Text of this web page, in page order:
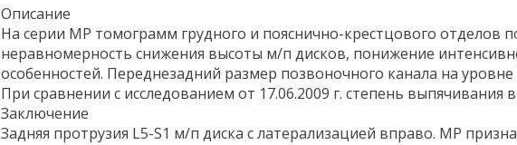
Описание
На серии МР томограмм грудного и пояснично-крестцового отделов
неравномерность снижения высоты м/п дисков, понижение
особенностей. Переднезадний размер позвоночного канала на уровне
При сравнении с исследованием от 17.06.2009 г. степень
Заключение
Задняя протрузия L5-S1 м/п диска с латерализацией вправо. МР